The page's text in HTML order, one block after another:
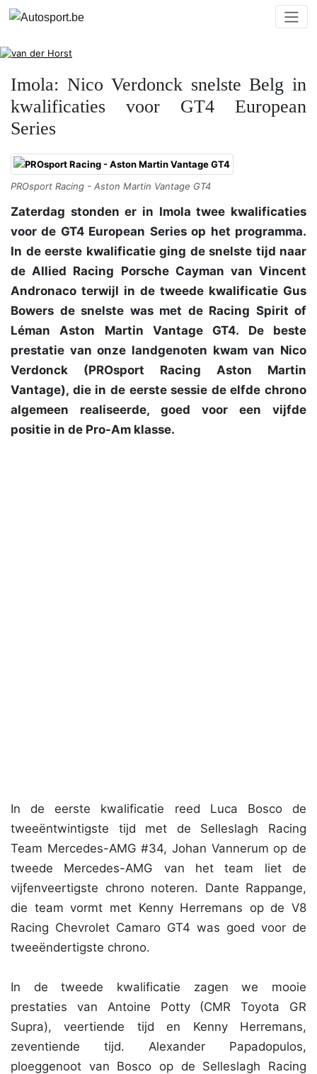
Imola: Nico Verdonck snelste Belg in
kwalificaties voor GT4 European
Series
PROsport Racing - Aston Martin Vantage GT4
Zaterdag stonden er in Imola twee kwalificaties
voor de GT4 European Series op het programma.
In de eerste kwalificatie ging de snelste tijd naar
de Allied Racing Porsche Cayman van Vincent
Andronaco terwijl in de tweede kwalificatie Gus
Bowers de snelste was met de Racing Spirit of
Léman Aston Martin Vantage GT4. De beste
prestatie van onze landgenoten kwam van Nico
Verdonck (PROsport Racing Aston Martin
Vantage), die in de eerste sessie de elfde chrono
algemeen realiseerde, goed voor een vijfde
positie in de Pro-Am klasse.
In de eerste kwalificatie reed Luca Bosco de
tweeëntwintigste tijd met de Selleslagh Racing
Team Mercedes-AMG #34, Johan Vannerum op de
tweede Mercedes-AMG van het team liet de
vijfenveertigste chrono noteren. Dante Rappange,
die team vormt met Kenny Herremans op de V8
Racing Chevrolet Camaro GT4 was goed voor de
tweeëndertigste chrono.
In de tweede kwalificatie zagen we mooie
prestaties van Antoine Potty (CMR Toyota GR
Supra), veertiende tijd en Kenny Herremans,
zeventiende tijd. Alexander Papadopulos,
ploeggenoot van Bosco op de Selleslagh Racing